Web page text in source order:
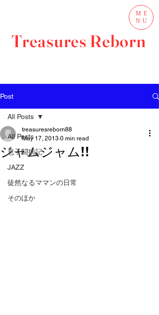
ME
NU
Treasures Reborn
Post
All Posts
息子闘病記
JAZZ
徒然なるママンの日常
そのほか
All Posts
ジャムジャム!!
treasuresreborn88
May 17, 2013 0 min read